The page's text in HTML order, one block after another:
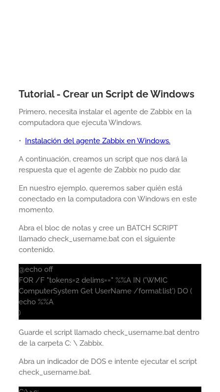
Tutorial - Crear un Script de Windows
Primero, necesita instalar el agente de Zabbix en la
computadora que ejecuta Windows.
• Instalación del agente Zabbix en Windows.
A continuación, creamos un script que nos dará la
respuesta que el agente de Zabbix no pudo dar.
En nuestro ejemplo, queremos saber quién está
conectado en la computadora con Windows en este
momento.
Abra el bloc de notas y cree un BATCH SCRIPT
llamado check_username.bat con el siguiente
contenido.
@echo off
FOR /F "tokens=2 delims==" %%A IN ('WMIC
ComputerSystem Get UserName /format:list') DO (
echo %%A
)
Guarde el script llamado check_username.bat dentro
de la carpeta C: \ Zabbix.
Abra un indicador de DOS e intente ejecutar el script
check_username.bat.